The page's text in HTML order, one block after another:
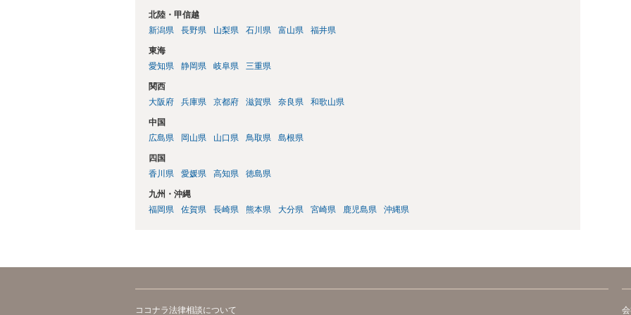
北陸・甲信越
新潟県
長野県 山梨県 石川県 富山県 福井県
東海
愛知県
静岡県 岐阜県 三重県
関西
大阪府
兵庫県 京都府 滋賀県 奈良県 和歌山県
中国
広島県
岡山県 山口県 鳥取県 島根県
四国
香川県
愛媛県 高知県 徳島県
九州・沖縄
福岡県
佐賀県 長崎県 熊本県 大分県 宮崎県 鹿児島県 沖縄県
ココナラ法律相談について